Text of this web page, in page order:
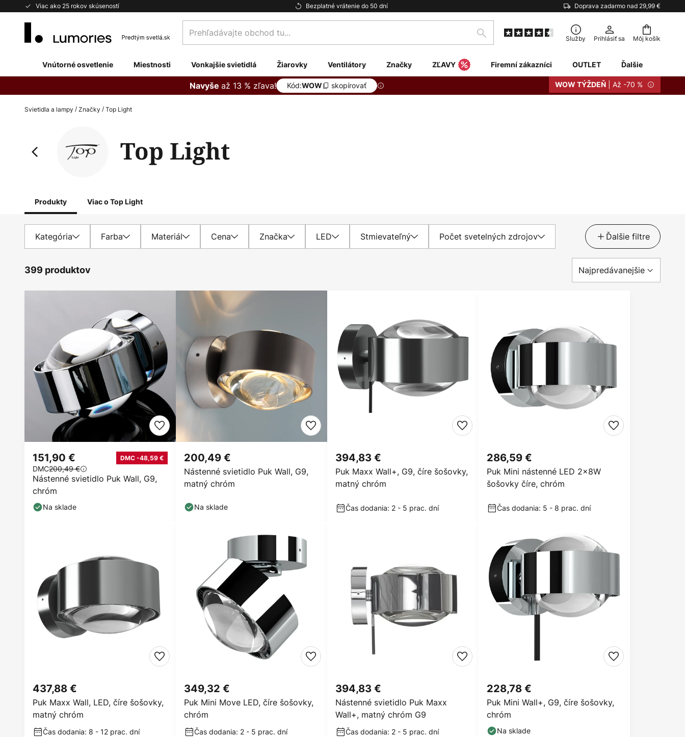
Viac ako 25 rokov skúseností Bezplatné vrátenie do 50 dní Doprava zadarmo nad 29,99 €
Skip
Môj košík
Prehľadávajte
obchod
Hľadať Služby Prihlásiť sa
Vnútorné osvetlenie Miestnosti Vonkajšie svietidlá Žiarovky Ventilátory Značky ZĽAVY Firemní zákazníci OUTLET Ďalšie
Navyše až 13 % zľava! Kód:WOW skopírovať WOW TÝŽDEŇ | Až -70 %
Svietidla a lampy Značky Top Light
Top Light
Produkty Viac o Top Light
Kategória Farba Materiál Cena Značka LED Stmievateľný Počet svetelných zdrojov Ďalšie filtre
399 produktov
Nástenné svietidlo Puk Wall, G9,
chróm
151,90 € DMC -48,59 €
DMC200,49 €
Na sklade
Nástenné svietidlo Puk Wall, G9,
matný chróm
200,49 €
Na sklade
Puk Maxx Wall+, G9, číre šošovky,
matný chróm
394,83 €
Čas dodania: 2 - 5 prac. dní
Puk Mini nástenné LED 2x8W
šošovky číre, chróm
286,59 €
Čas dodania: 5 - 8 prac. dní
Puk Maxx Wall, LED, číre šošovky,
matný chróm
437,88 €
Čas dodania: 8 - 12 prac. dní
Puk Mini Move LED, číre šošovky,
chróm
349,32 €
Čas dodania: 2 - 5 prac. dní
Nástenné svietidlo Puk Maxx
Wall+, matný chróm G9
394,83 €
Čas dodania: 2 - 5 prac. dní
Puk Mini Wall+, G9, číre šošovky,
chróm
228,78 €
Na sklade